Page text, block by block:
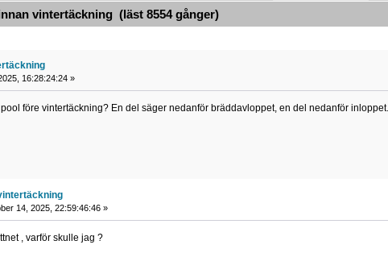
vintertäckning (läst 8554 gånger)
16:28:24:24 »
före vintertäckning? En del säger nedanför bräddavloppet, en del nedanför inloppet.
14, 2025, 22:59:46:46 »
, varför skulle jag ?